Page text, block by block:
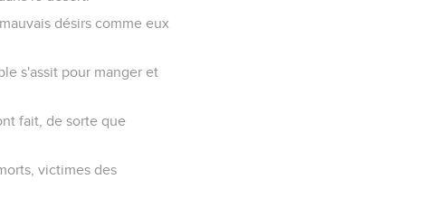
désirs comme eux
s'assit pour manger et
fait, de sorte que
victimes des